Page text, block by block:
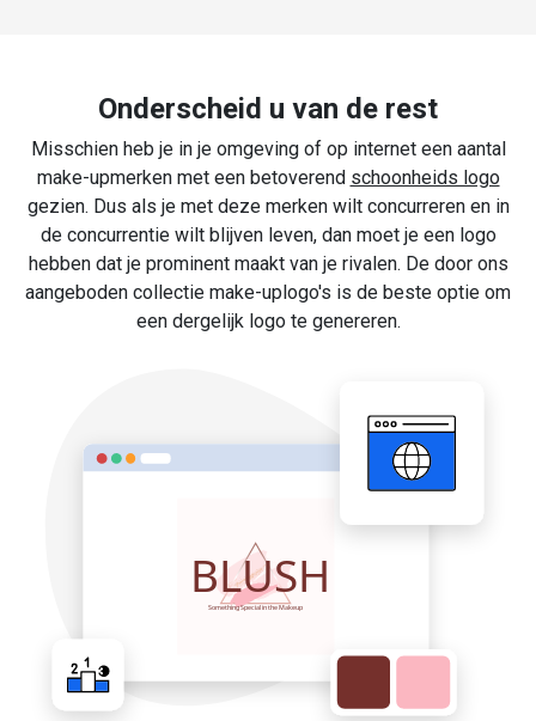
Onderscheid u van de rest
Misschien heb je in je omgeving of op internet een aantal
make-upmerken met een betoverend schoonheids logo
gezien. Dus als je met deze merken wilt concurreren en in
de concurrentie wilt blijven leven, dan moet je een logo
hebben dat je prominent maakt van je rivalen. De door ons
aangeboden collectie make-uplogo's is de beste optie om
een dergelijk logo te genereren.